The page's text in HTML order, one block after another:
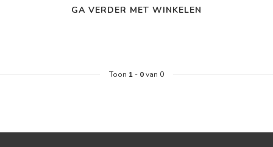
GA VERDER MET WINKELEN
Toon 1 - 0van 0